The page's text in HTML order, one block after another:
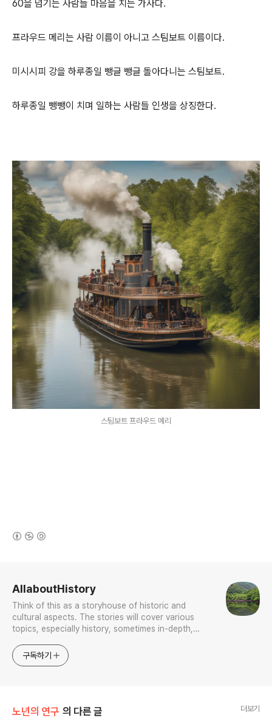
60을 넘기는 사람들 마음을 치는 가사다.
프라우드 메리는 사람 이름이 아니고 스팀보트 이름이다.
미시시피 강을 하루종일 뺑글 뺑글 돌아다니는 스팀보트.
하루종일 뺑뺑이 치며 일하는 사람들 인생을 상징한다.
스팀보트 프라우드 메리
AllaboutHistory
Think of this as a storyhouse of historic and
cultural aspects. The stories will cover various
topics, especially history, sometimes in-depth,
approach will be to resist any common sense or
generalized viewpoint
구독하기
노년의 연구 의 다른 글 더보기